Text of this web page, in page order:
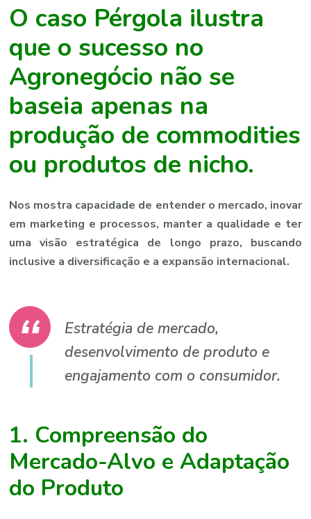
O caso Pérgola ilustra
que o sucesso no
Agronegócio não se
baseia apenas na
produção de commodities
ou produtos de nicho.
Nos mostra capacidade de entender o mercado, inovar
em marketing e processos, manter a qualidade e ter
uma visão estratégica de longo prazo, buscando
inclusive a diversificação e a expansão internacional.
Estratégia de mercado,
desenvolvimento de produto e
engajamento com o consumidor.
1. Compreensão do
Mercado-Alvo e Adaptação
do Produto